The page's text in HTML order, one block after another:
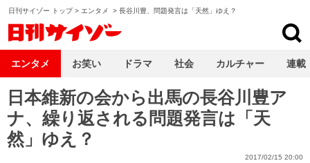
日刊サイゾー トップ> エンタメ > 長谷川豊、問題発言は「天然」ゆえ？
日本維新の会から出馬の長谷川豊ア
ナ、繰り返される問題発言は「天
然」ゆえ？
2017/02/15 20:00
エンタメ お笑い ドラマ 社会 カルチャー 連載